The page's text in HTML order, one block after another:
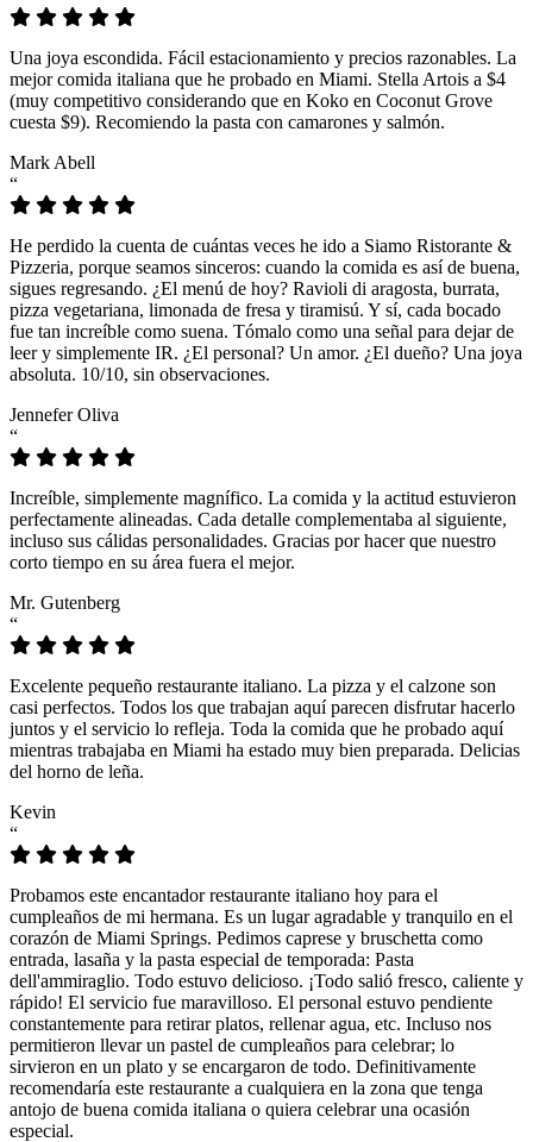
Una joya escondida. Fácil estacionamiento y precios razonables. La
mejor comida italiana que he probado en Miami. Stella Artois a $4
(muy competitivo considerando que en Koko en Coconut Grove
cuesta $9). Recomiendo la pasta con camarones y salmón.
Mark Abell
“
He perdido la cuenta de cuántas veces he ido a Siamo Ristorante &
Pizzeria, porque seamos sinceros: cuando la comida es así de buena,
sigues regresando. ¿El menú de hoy? Ravioli di aragosta, burrata,
pizza vegetariana, limonada de fresa y tiramisú. Y sí, cada bocado
fue tan increíble como suena. Tómalo como una señal para dejar de
leer y simplemente IR. ¿El personal? Un amor. ¿El dueño? Una joya
absoluta. 10/10, sin observaciones.
Jennefer Oliva
“
Increíble, simplemente magnífico. La comida y la actitud estuvieron
perfectamente alineadas. Cada detalle complementaba al siguiente,
incluso sus cálidas personalidades. Gracias por hacer que nuestro
corto tiempo en su área fuera el mejor.
Mr. Gutenberg
“
Excelente pequeño restaurante italiano. La pizza y el calzone son
casi perfectos. Todos los que trabajan aquí parecen disfrutar hacerlo
juntos y el servicio lo refleja. Toda la comida que he probado aquí
mientras trabajaba en Miami ha estado muy bien preparada. Delicias
del horno de leña.
Kevin
“
Probamos este encantador restaurante italiano hoy para el
cumpleaños de mi hermana. Es un lugar agradable y tranquilo en el
corazón de Miami Springs. Pedimos caprese y bruschetta como
entrada, lasaña y la pasta especial de temporada: Pasta
dell'ammiraglio. Todo estuvo delicioso. ¡Todo salió fresco, caliente y
rápido! El servicio fue maravilloso. El personal estuvo pendiente
constantemente para retirar platos, rellenar agua, etc. Incluso nos
permitieron llevar un pastel de cumpleaños para celebrar; lo
sirvieron en un plato y se encargaron de todo. Definitivamente
recomendaría este restaurante a cualquiera en la zona que tenga
antojo de buena comida italiana o quiera celebrar una ocasión
especial.